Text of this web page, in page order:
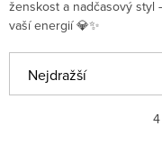
ženskost a nadčasový styl
vaší energií 💎✨
Řazení
Nejdražší
4